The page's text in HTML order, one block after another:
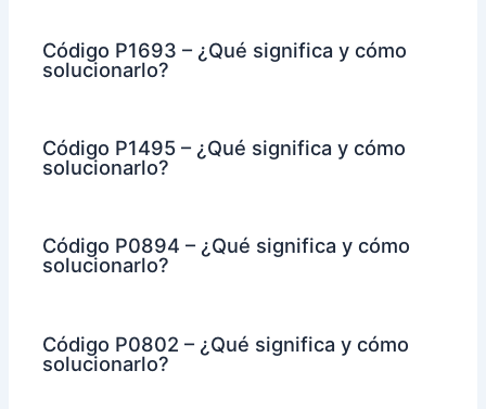
Código P1693 – ¿Qué significa y cómo
solucionarlo?
Código P1495 – ¿Qué significa y cómo
solucionarlo?
Código P0894 – ¿Qué significa y cómo
solucionarlo?
Código P0802 – ¿Qué significa y cómo
solucionarlo?